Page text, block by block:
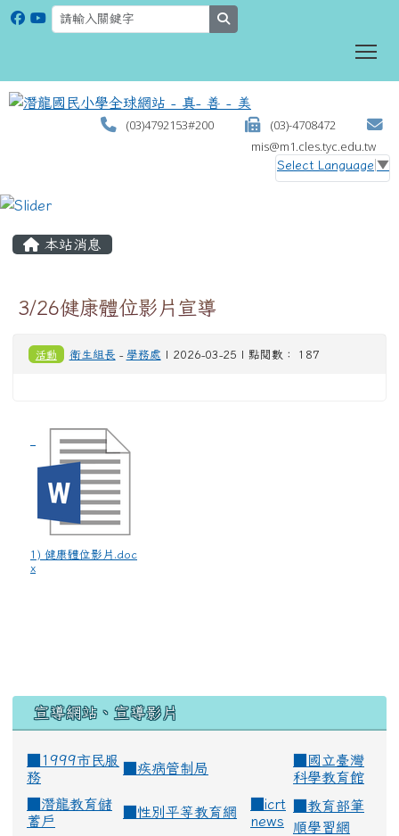
(03)4792153#200
(03)-4708472
mis@m1.cles.tyc.edu.tw
Select Language ▼
本站消息
3/26健康體位影片宣導
活動 衛生組長 - 學務處 | 2026-03-25 | 點閱數： 187
1) 健康體位影片.doc
x
宣導網站、宣導影片
■1999市民服
務
疾病管制局
國立臺灣
科學教育館
潛龍教育儲
蓄戶
性別平等教育網
icrt
news
教育部筆
順學習網